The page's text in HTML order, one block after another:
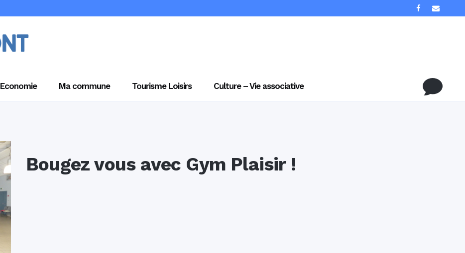
Economie Ma commune Tourisme Loisirs Culture – Vie associative
Bougez vous avec Gym Plaisir !